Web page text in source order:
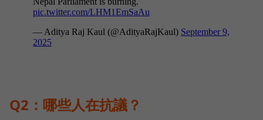
Q2：哪些人在抗議？